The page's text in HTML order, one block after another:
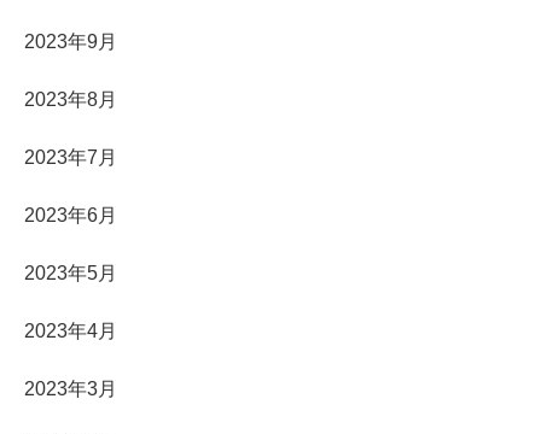
2023年9月
2023年8月
2023年7月
2023年6月
2023年5月
2023年4月
2023年3月